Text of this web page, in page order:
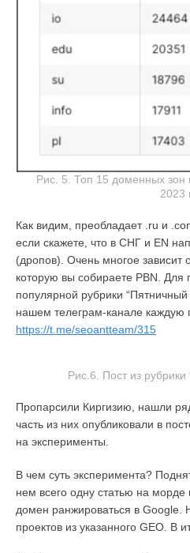
Рис. 5. Топ 15 доменных зон
2023
Как видим, преобладает .ru и
если скажете, что в СНГ и EN
(дропов). Очень многое зависит
которую вы собираете PBN. Для
популярной рубрики
нашем телеграм-канале каждую
https://t.me/seoantteam/315
Рис.6. Пост из рубрики
Пропарсили Киргизию, нашли
часть из них опубликовали в
на эксперименты.
В чем суть эксперимента?
нем всего одну статью на морде
домен ранжироваться в Google.
проектов из указанного GEO. В